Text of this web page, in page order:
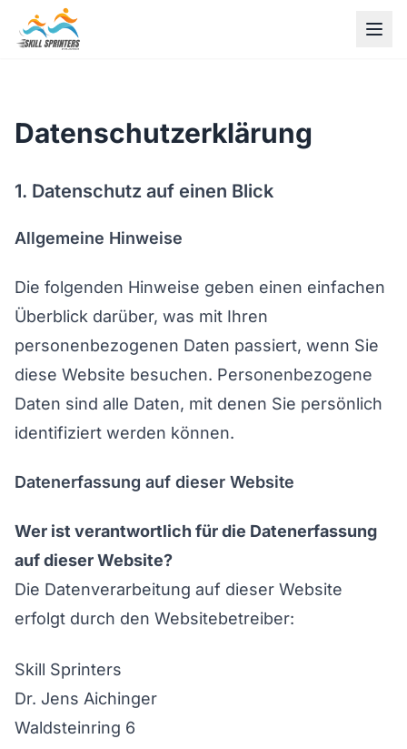
Datenschutzerklärung
1. Datenschutz auf einen Blick
Allgemeine Hinweise
Die folgenden Hinweise geben einen einfachen
Überblick darüber, was mit Ihren
personenbezogenen Daten passiert, wenn Sie
diese Website besuchen. Personenbezogene
Daten sind alle Daten, mit denen Sie persönlich
identifiziert werden können.
Datenerfassung auf dieser Website
Wer ist verantwortlich für die Datenerfassung
auf dieser Website?
Die Datenverarbeitung auf dieser Website
erfolgt durch den Websitebetreiber:
Skill Sprinters
Dr. Jens Aichinger
Waldsteinring 6